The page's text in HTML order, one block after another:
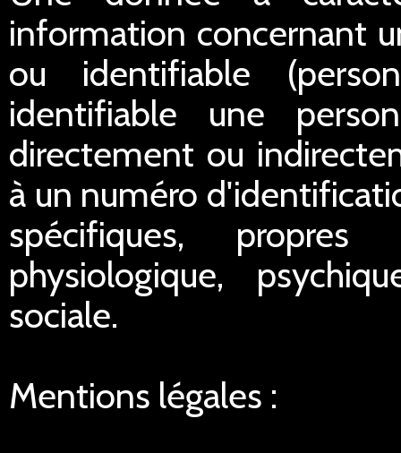
information concernant
ou identifiable
identifiable une
directement ou
à un numéro
spécifiques,
physiologique,
sociale.
Mentions légales :